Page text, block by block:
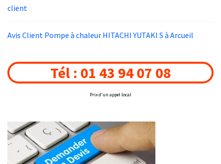
client
Avis Client Pompe à chaleur HITACHI YUTAKI S à Arcueil
Tél : 01 43 94 07 08
Prix d'un appel local